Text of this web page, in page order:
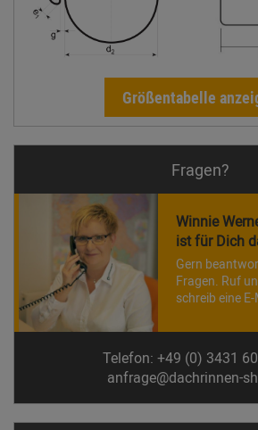
Größentabelle
Fragen?
Winnie
ist für Dich
Gern
Fragen. Ruf
schreib eine E-
Telefon: +49 (0) 3431
anfrage@dachrinnen-